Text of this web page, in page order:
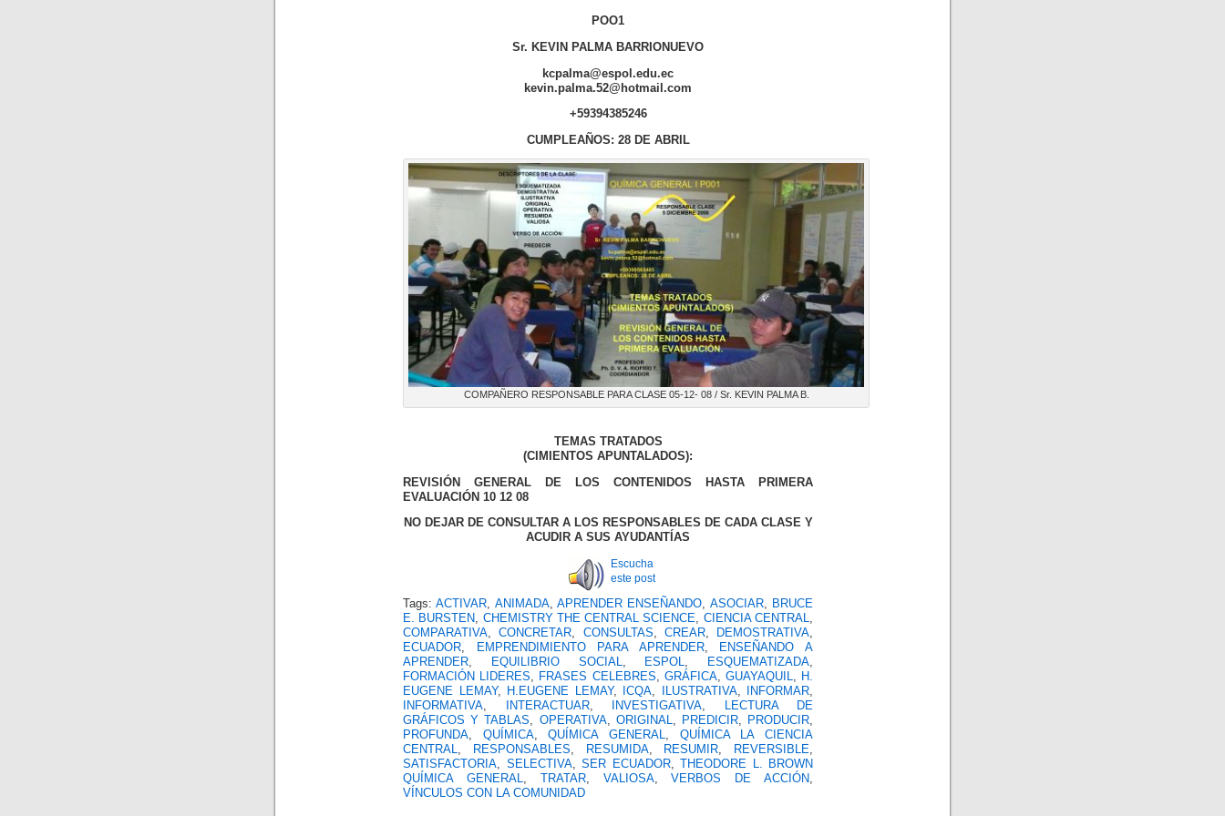
POO1
Sr. KEVIN PALMA BARRIONUEVO
kcpalma@espol.edu.ec
kevin.palma.52@hotmail.com
+59394385246
CUMPLEAÑOS: 28 DE ABRIL
COMPAÑERO RESPONSABLE PARA CLASE 05-12- 08 / Sr. KEVIN PALMA B.
TEMAS TRATADOS
(CIMIENTOS APUNTALADOS):
REVISIÓN GENERAL DE LOS CONTENIDOS HASTA PRIMERA
EVALUACIÓN 10 12 08
NO DEJAR DE CONSULTAR A LOS RESPONSABLES DE CADA CLASE Y
ACUDIR A SUS AYUDANTÍAS
Escucha
este post
Tags:ACTIVAR, ANIMADA,APRENDER ENSEÑANDO, ASOCIAR, BRUCE
E. BURSTEN, CHEMISTRY THE CENTRAL SCIENCE, CIENCIA CENTRAL,
COMPARATIVA,CONCRETAR, CONSULTAS, CREAR, DEMOSTRATIVA,
ECUADOR, EMPRENDIMIENTO PARA APRENDER,
ENSEÑANDO A
APRENDER, EQUILIBRIO SOCIAL, ESPOL, ESQUEMATIZADA,
FORMACIÓN LIDERES, FRASES CELEBRES, GRÁFICA, GUAYAQUIL, H.
EUGENE LEMAY, H.EUGENE LEMAY, ICQA, ILUSTRATIVA, INFORMAR,
INFORMATIVA, INTERACTUAR, INVESTIGATIVA,
LECTURA DE
GRÁFICOS Y TABLAS, OPERATIVA, ORIGINAL, PREDICIR, PRODUCIR,
PROFUNDA, QUÍMICA,QUÍMICA GENERAL, QUÍMICA LA CIENCIA
CENTRAL, RESPONSABLES, RESUMIDA, RESUMIR, REVERSIBLE,
SATISFACTORIA, SELECTIVA, SER ECUADOR,
THEODORE L. BROWN
QUÍMICA GENERAL, TRATAR, VALIOSA,VERBOS DE ACCIÓN,
VÍNCULOS CON LA COMUNIDAD